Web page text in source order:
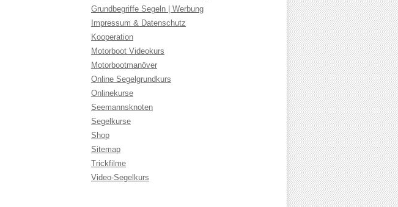
Grundbegriffe Segeln | Werbung
Impressum & Datenschutz
Kooperation
Motorboot Videokurs
Motorbootmanöver
Online Segelgrundkurs
Onlinekurse
Seemannsknoten
Segelkurse
Shop
Sitemap
Trickfilme
Video-Segelkurs